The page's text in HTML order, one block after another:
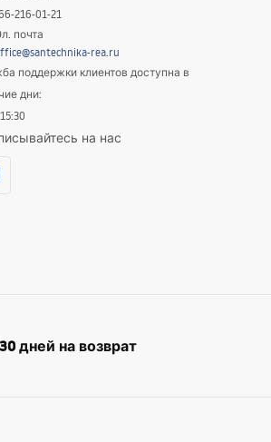
216-01-21
почта
rea.ru
поддержки клиентов доступна в
дни:
на нас
30 дней на возврат